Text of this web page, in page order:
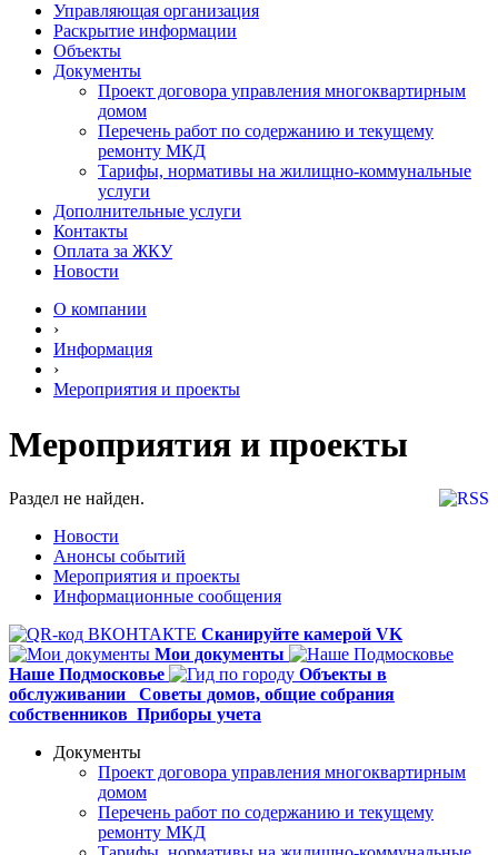
Управляющая организация
Раскрытие информации
Объекты
Документы
Проект договора управления многоквартирным
домом
Перечень работ по содержанию и текущему
ремонту МКД
Тарифы, нормативы на жилищно-коммунальные
услуги
Дополнительные услуги
Контакты
Оплата за ЖКУ
Новости
О компании
›
Информация
›
Мероприятия и проекты
Мероприятия и проекты
Раздел не найден.
Новости
Анонсы событий
Мероприятия и проекты
Информационные сообщения
Сканируйте камерой VK
Мои документы
Наше Подмосковье
Объекты в
обслуживании
Советы домов, общие собрания
собственников Приборы учета
Документы
Проект договора управления многоквартирным
домом
Перечень работ по содержанию и текущему
ремонту МКД